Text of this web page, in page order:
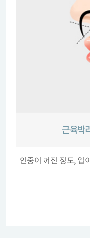
근육박
인중이 꺼진 정도, 입